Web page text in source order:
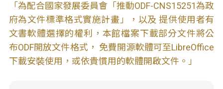
「為配合國家發展委員會「推動ODF-CNS15251為政
府為文件標準格式實施計畫」，以及 提供使用者有
文書軟體選擇的權利，本館檔案下載部分文件將公
布ODF開放文件格式， 免費開源軟體可至LibreOffice
下載安裝使用，或依貴慣用的軟體開啟文件。」